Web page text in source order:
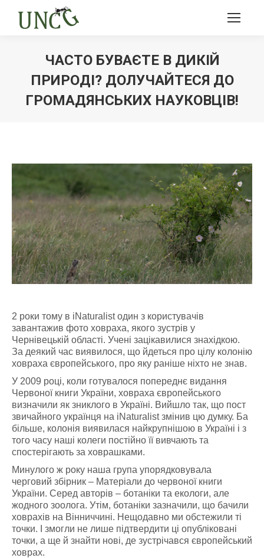
ЧАСТО БУВАЄТЕ В ДИКІЙ
ПРИРОДІ? ДОЛУЧАЙТЕСЯ ДО
ГРОМАДЯНСЬКИХ НАУКОВЦІВ!
2 роки тому в iNaturalist один з користувачів
завантажив фото ховраха, якого зустрів у
Чернівецькій області. Учені зацікавилися знахідкою.
За деякий час виявилося, що йдеться про цілу колонію
ховраха європейського, про яку раніше ніхто не знав.
У 2009 році, коли готувалося попереднє видання
Червоної книги України, ховраха європейського
визначили як зниклого в Україні. Вийшло так, що пост
звичайного українця на iNaturalist змінив цю думку. Ба
більше, колонія виявилася найкрупнішою в Україні і з
того часу наші колеги постійно її вивчають та
спостерігають за ховрашками.
Минулого ж року наша група упорядковувала
черговий збірник – Матеріали до червоної книги
України. Серед авторів – ботаніки та екологи, але
жодного зоолога. Утім, ботаніки зазначили, що бачили
ховрахів на Вінниччині. Нещодавно ми обстежили ті
точки. І змогли не лише підтвердити ці опубліковані
точки, а ще й знайти нові, де зустрічався європейський
ховрах.